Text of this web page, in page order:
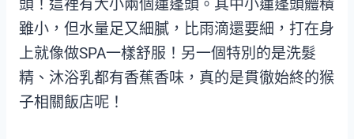
頭！這裡有大小兩個蓮蓬頭。其中小蓮蓬頭體積
雖小，但水量足又細膩，比雨滴還要細，打在身
上就像做SPA一樣舒服！另一個特別的是洗髮
精、沐浴乳都有香蕉香味，真的是貫徹始終的猴
子相關飯店呢！